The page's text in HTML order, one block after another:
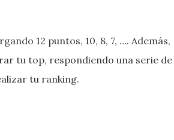
12 puntos, 10, 8, 7, …. Además,
tu top, respondiendo una serie de
tu ranking.